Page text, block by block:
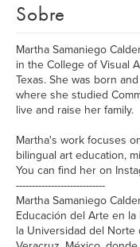
Sobre
Martha Samaniego
in the College of Visual
Texas. She was born
where she studied
live and raise her family.
Martha's work focuses
bilingual art education,
You can find her on
----------------------------
Martha Samaniego
Educación del Arte en
la Universidad del Norte